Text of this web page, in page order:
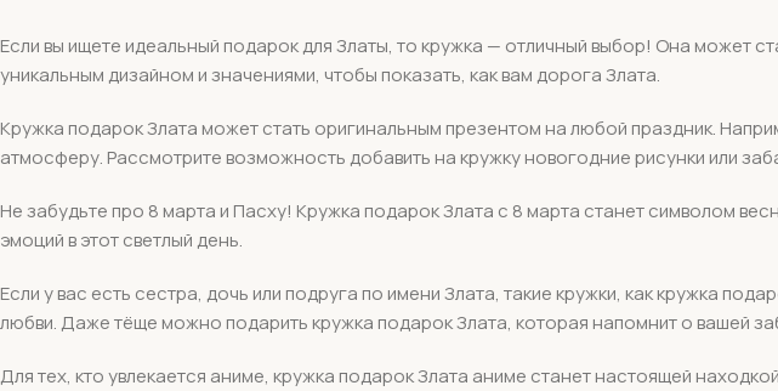
Если вы ищете идеальный подарок для Златы, то кружка — отличный выбор! Она может
уникальным дизайном и значениями, чтобы показать, как вам дорога Злата.
Кружка подарок Злата может стать оригинальным презентом на любой праздник.
атмосферу. Рассмотрите возможность добавить на кружку новогодние рисунки или
Не забудьте про 8 марта и Пасху! Кружка подарок Злата с 8 марта станет символом
эмоций в этот светлый день.
Если у вас есть сестра, дочь или подруга по имени Злата, такие кружки, как кружка
любви. Даже тёще можно подарить кружка подарок Злата, которая напомнит о вашей
Для тех, кто увлекается аниме, кружка подарок Злата аниме станет настоящей